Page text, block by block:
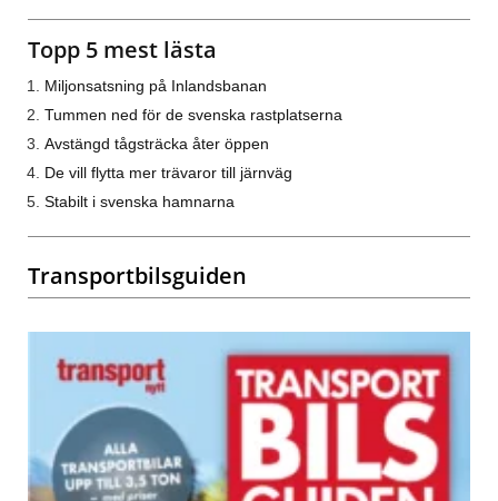
Topp 5 mest lästa
Miljonsatsning på Inlandsbanan
Tummen ned för de svenska rastplatserna
Avstängd tågsträcka åter öppen
De vill flytta mer trävaror till järnväg
Stabilt i svenska hamnarna
Transportbilsguiden